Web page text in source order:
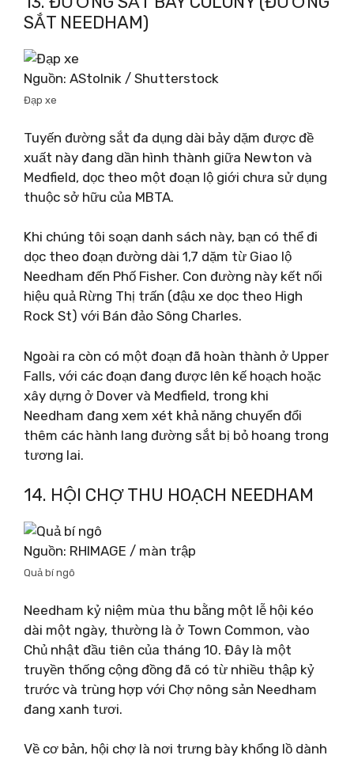
SẮT NEEDHAM)
Nguồn: AStolnik / Shutterstock
Đạp xe
Tuyến đường sắt đa dụng dài bảy dặm được đề
xuất này đang dần hình thành giữa Newton và
Medfield, dọc theo một đoạn lộ giới chưa sử dụng
thuộc sở hữu của MBTA.
Khi chúng tôi soạn danh sách này, bạn có thể đi
dọc theo đoạn đường dài 1,7 dặm từ Giao lộ
Needham đến Phố Fisher. Con đường này kết nối
hiệu quả Rừng Thị trấn (đậu xe dọc theo High
Rock St) với Bán đảo Sông Charles.
Ngoài ra còn có một đoạn đã hoàn thành ở Upper
Falls, với các đoạn đang được lên kế hoạch hoặc
xây dựng ở Dover và Medfield, trong khi
Needham đang xem xét khả năng chuyển đổi
thêm các hành lang đường sắt bị bỏ hoang trong
tương lai.
14. HỘI CHỢ THU HOẠCH NEEDHAM
Nguồn: RHIMAGE / màn trập
Quả bí ngô
Needham kỷ niệm mùa thu bằng một lễ hội kéo
dài một ngày, thường là ở Town Common, vào
Chủ nhật đầu tiên của tháng 10. Đây là một
truyền thống cộng đồng đã có từ nhiều thập kỷ
trước và trùng hợp với Chợ nông sản Needham
đang xanh tươi.
Về cơ bản, hội chợ là nơi trưng bày khổng lồ dành